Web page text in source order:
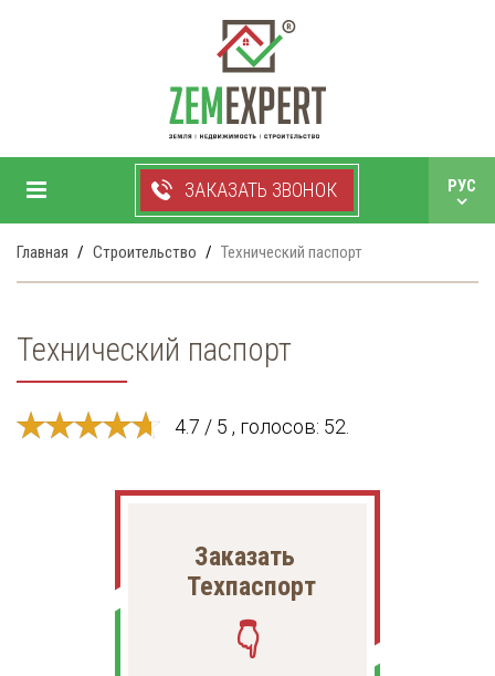
ЗАКАЗАТЬ ЗВОНОК РУС
+38 050 750 99 33
УКР
Главная Строительство Технический паспорт
Технический паспорт
4.7 / 5 , голосов: 52.
Заказать
Техпаспорт
👇